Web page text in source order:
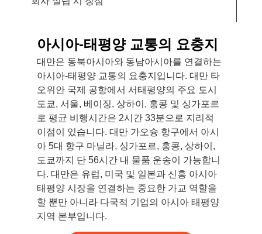
아시아-태평양 교통의 요충지
대만은 동북아시아와 동남아시아를 연결하는
아시아-태평양 교통의 요충지입니다. 대만 타
오위안 국제 공항에서 서태평양의 주요 도시
도쿄, 서울, 베이징, 상하이, 홍콩 및 싱가포르
로 평균 비행시간은 2시간 33분으로 지리적
이점이 있습니다. 대만 가오슝 항구에서 아시
아 5대 항구 마닐라, 싱가포르, 홍콩, 상하이,
도쿄까지 단 56시간 내 물품 운송이 가능합니
다. 대만은 유럽, 미국 및 일본과 신흥 아시아
태평양 시장을 연결하는 중요한 가교 역할을
할 뿐만 아니라 다국적 기업의 아시아 태평양
지역 본부입니다.